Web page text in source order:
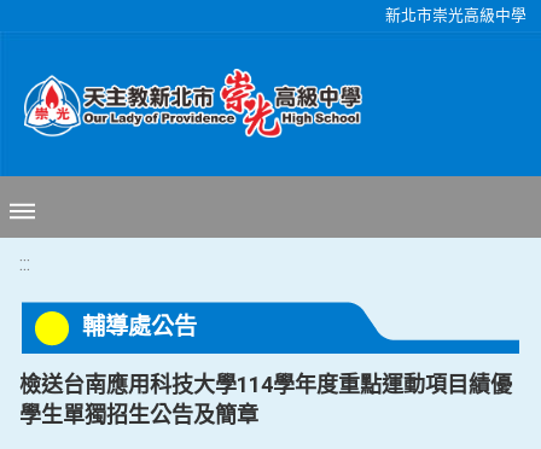
新北市崇光高級中學
:::
輔導處公告
檢送台南應用科技大學114學年度重點運動項目績優
學生單獨招生公告及簡章